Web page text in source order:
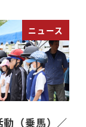
ニュース
動（乗馬）／